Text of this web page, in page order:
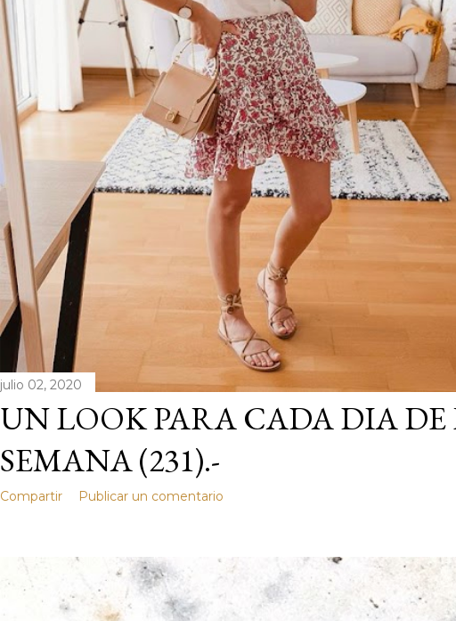
julio 02, 2020
UN LOOK PARA CADA DIA DE
SEMANA (231).-
Compartir Publicar un comentario